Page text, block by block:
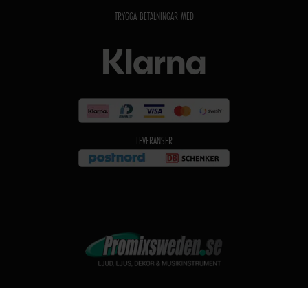
TRYGGA BETALNINGAR MED
LEVERANSER